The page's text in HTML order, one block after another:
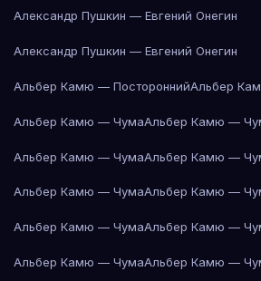
Александр Пушкин — Евгений Онегин
Александр Пушкин — Евгений Онегин
Альбер Камю — ПостороннийАльбер
Альбер Камю — ЧумаАльбер Камю —
Альбер Камю — ЧумаАльбер Камю —
Альбер Камю — ЧумаАльбер Камю —
Альбер Камю — ЧумаАльбер Камю —
Альбер Камю — ЧумаАльбер Камю —